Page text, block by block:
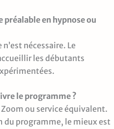
en hypnose ou
nécessaire. Le
les débutants
le programme ?
Zoom ou service équivalent.
du programme, le mieux est